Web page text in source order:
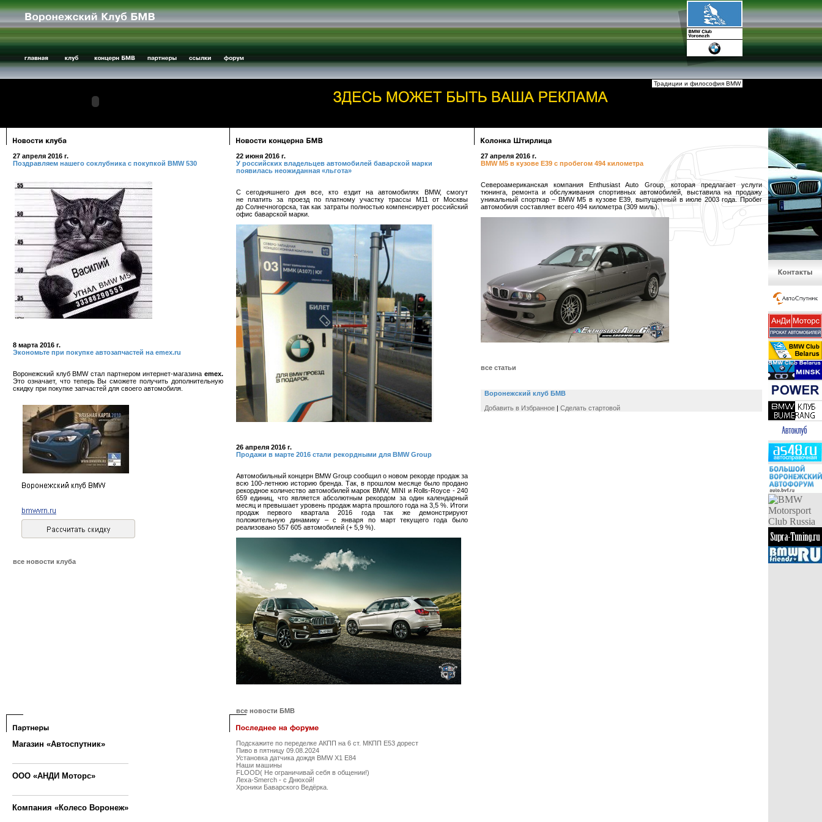
Традиции и философия BMW
27 апреля 2016 г.
Поздравляем нашего соклубника с покупкой BMW 530
8 марта 2016 г.
Экономьте при покупке автозапчастей на emex.ru
Воронежский клуб BMW стал партнером интернет-магазина emex.
Это означает, что теперь Вы сможете получить дополнительную
скидку при покупке запчастей для своего автомобиля.
все новости клуба
22 июня 2016 г.
У российских владельцев автомобилей баварской марки
появилась неожиданная «льгота»
С сегодняшнего дня все, кто ездит на автомобилях BMW, смогут
не платить за проезд по платному участку трассы М11 от Москвы
до Солнечногорска, так как затраты полностью компенсирует российский
офис баварской марки.
26 апреля 2016 г.
Продажи в марте 2016 стали рекордными для BMW Group
Автомобильный концерн BMW Group сообщил о новом рекорде продаж за
всю 100-летнюю историю бренда. Так, в прошлом месяце было продано
рекордное количество автомобилей марок BMW, MINI и Rolls-Royce - 240
659 единиц, что является абсолютным рекордом за один календарный
месяц и превышает уровень продаж марта прошлого года на 3,5 %. Итоги
продаж первого квартала 2016 года так же демонстрируют
положительную динамику – с января по март текущего года было
реализовано 557 605 автомобилей (+ 5,9 %).
все новости БМВ
27 апреля 2016 г.
BMW M5 в кузове E39 с пробегом 494 километра
Североамериканская компания Enthusiast Auto Group, которая предлагает услуги
тюнинга, ремонта и обслуживания спортивных автомобилей, выставила на продажу
уникальный спорткар – BMW M5 в кузове E39, выпущенный в июле 2003 года. Пробег
автомобиля составляет всего 494 километра (309 миль).
все статьи
Воронежский клуб БМВ
Добавить в Избранное | Сделать стартовой
Магазин «Автоспутник»
ООО «АНДИ Моторс»
Компания «Колесо Воронеж»
Подскажите по переделке АКПП на 6 ст. МКПП Е53 дорест
Пиво в пятницу 09.08.2024
Установка датчика дождя BMW X1 E84
Наши машины
FLOOD( Не ограничивай себя в общении!)
Леха-Smerch - с Днюхой!
Хроники Баварского Ведёрка.